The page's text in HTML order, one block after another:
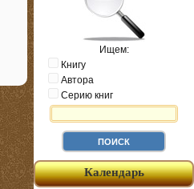
Ищем:
Книгу
Автора
Серию книг
Календарь